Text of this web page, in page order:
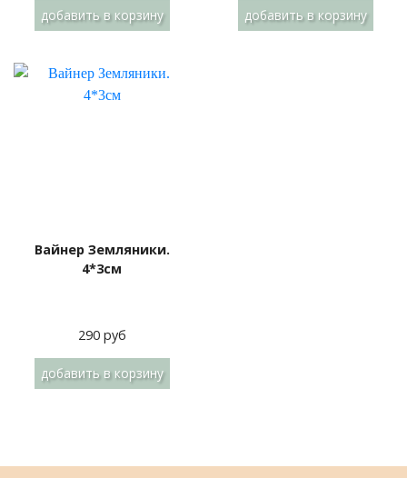
добавитьв корзину добавитьв корзину
Вайнер Земляники.
4*3см
290 руб
добавитьв корзину